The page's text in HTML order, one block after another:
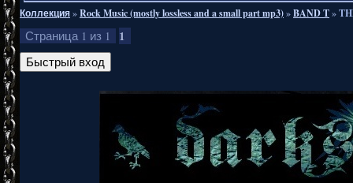
Коллекция»Rock Music (mostly lossless and a small part mp3)»BAND T»
Страница 1 из 1 1